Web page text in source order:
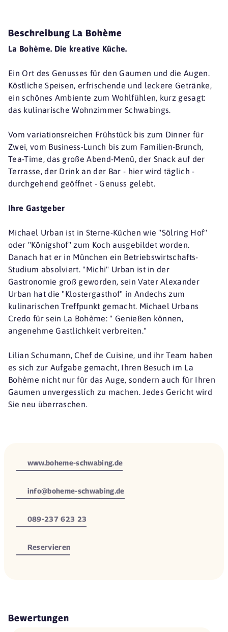
Beschreibung La Bohème
La Bohème. Die kreative Küche.
Ein Ort des Genusses für den Gaumen und die Augen.
Köstliche Speisen, erfrischende und leckere Getränke,
ein schönes Ambiente zum Wohlfühlen, kurz gesagt:
das kulinarische Wohnzimmer Schwabings.
Vom variationsreichen Frühstück bis zum Dinner für
Zwei, vom Business-Lunch bis zum Familien-Brunch,
Tea-Time, das große Abend-Menü, der Snack auf der
Terrasse, der Drink an der Bar - hier wird täglich -
durchgehend geöffnet - Genuss gelebt.
Ihre Gastgeber
Michael Urban ist in Sterne-Küchen wie "Sölring Hof"
oder "Königshof" zum Koch ausgebildet worden.
Danach hat er in München ein Betriebswirtschafts-
Studium absolviert. "Michi" Urban ist in der
Gastronomie groß geworden, sein Vater Alexander
Urban hat die "Klostergasthof" in Andechs zum
kulinarischen Treffpunkt gemacht. Michael Urbans
Credo für sein La Bohème: " Genießen können,
angenehme Gastlichkeit verbreiten."
Lilian Schumann, Chef de Cuisine, und ihr Team haben
es sich zur Aufgabe gemacht, Ihren Besuch im La
Bohème nicht nur für das Auge, sondern auch für Ihren
Gaumen unvergesslich zu machen. Jedes Gericht wird
Sie neu überraschen.
www.boheme-schwabing.de
info@boheme-schwabing.de
089-237 623 23
Reservieren
Bewertungen